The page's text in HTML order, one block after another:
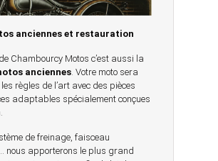
anciennes et restauration
Chambourcy Motos c’est aussi la
anciennes. Votre moto sera
règles de l’art avec des pièces
adaptables spécialement conçues
de freinage, faisceau
nous apporterons le plus grand